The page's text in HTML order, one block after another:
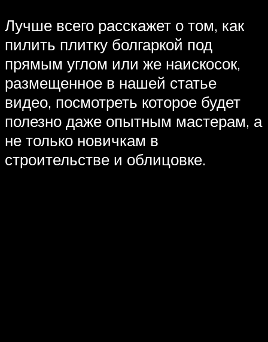
Лучше всего расскажет о том, как
пилить плитку болгаркой под
прямым углом или же наискосок,
размещенное в нашей статье
видео, посмотреть которое будет
полезно даже опытным мастерам, а
не только новичкам в
строительстве и облицовке.